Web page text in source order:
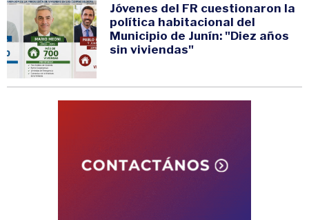
Jóvenes del FR cuestionaron la
política habitacional del
Municipio de Junín: "Diez años
sin viviendas"